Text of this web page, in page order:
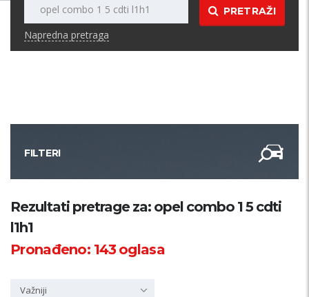
PRETRAŽI
Napredna pretraga
FILTERI
Kategorija
Županija
Rezultati pretrage za: opel combo 1 5 cdti
l1h1
Pronađeno: 143oglasa
Važniji